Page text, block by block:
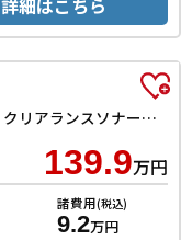
詳細はこちら
ハイブリッドS 両側スライド・片側電動 クリアランスソナー オートクルーズコントロール レーンアシスト 衝突被害軽減システム LEDヘッドランプ スマートキー アイドリングストップ 電動格納ミラー シートヒーター
139.9万円
諸費用(税込)
9.2万円